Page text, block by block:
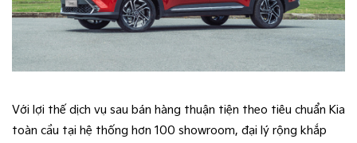
Với lợi thế dịch vụ sau bán hàng thuận tiện theo tiêu chuẩn Kia
toàn cầu tại hệ thống hơn 100 showroom, đại lý rộng khắp